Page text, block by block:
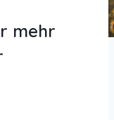
mehr